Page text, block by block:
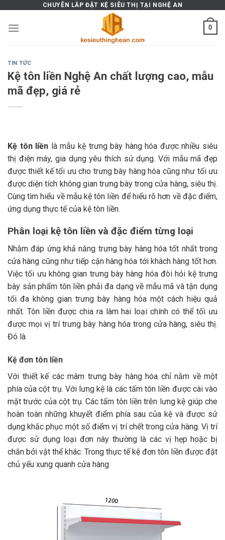
content
CHUYÊN LẮP ĐẶT KỆ SIÊU THỊ TẠI NGHỆ AN
0
TIN TỨC
Kệ tôn liền Nghệ An chất lượng cao, mẫu
mã đẹp, giá rẻ
Kệ tôn liền là mẫu kệ trưng bày hàng hóa được nhiều siêu
thị điện máy, gia dụng yêu thích sử dụng. Với mẫu mã đẹp
được thiết kế tối ưu cho trưng bày hàng hóa cũng như tối ưu
được diện tích không gian trưng bày trong cửa hàng, siêu thị.
Cùng tìm hiểu về mẫu kệ tôn liền để hiểu rõ hơn về đặc điểm,
ứng dụng thực tế của kệ tôn liền.
Phân loại kệ tôn liền và đặc điểm từng loại
Nhằm đáp ứng khả năng trưng bày hàng hóa tốt nhất trong
cửa hàng cũng như tiếp cận hàng hóa tới khách hàng tốt hơn.
Việc tối ưu không gian trưng bày hàng hóa đòi hỏi kệ trưng
bày sản phẩm tôn liền phải đa dạng về mẫu mã và tận dụng
tối đa không gian trưng bày hàng hóa một cách hiệu quả
nhất. Tôn liền được chia ra làm hai loại chính có thể tối ưu
được mọi vị trí trưng bày hàng hóa trong cửa hàng, siêu thị.
Đó là
Kệ đơn tôn liền
Với thiết kế các mâm trưng bày hàng hóa chỉ nằm về một
phía của cột trụ. Với lưng kệ là các tấm tôn liền được cài vào
mặt trước của cột trụ. Các tấm tôn liền trên lưng kệ giúp che
hoàn toàn những khuyết điểm phía sau của kệ và được sử
dụng khắc phục một số điểm vị trí chết trong cửa hàng. Vị trí
được sử dụng loại đơn này thường là các vị hẹp hoặc bị
chắn bởi vật thể khác. Trong thực tế kệ đơn tôn liền được đặt
chủ yếu xung quanh cửa hàng